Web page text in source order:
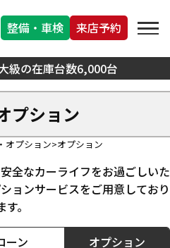
級の在庫台数6,000台
整備・車検 来店予約
プション
オプション オプション
全なカーライフをお過ごしいた
ョンサービスをご用意しており
す。
ーン オプション